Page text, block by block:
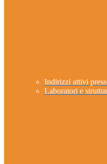
Indirizzi attivi
Laboratori e